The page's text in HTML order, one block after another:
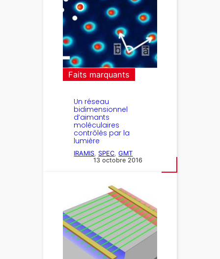
Faits marquants
Un réseau
bidimensionnel
d’aimants
moléculaires
contrôlés par la
lumière
IRAMIS SPEC , GMT
13 octobre 2016